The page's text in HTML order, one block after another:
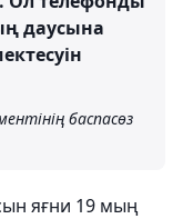
даусына
баспасөз
яғни 19 мың